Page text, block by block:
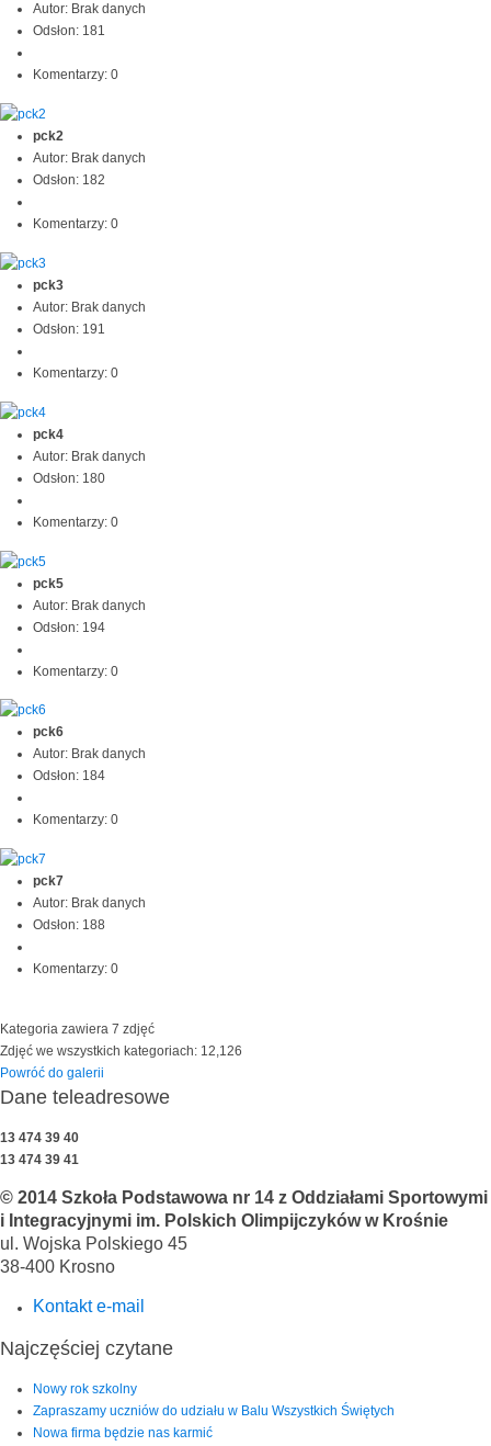
Autor: Brak danych
Odsłon: 181
Komentarzy: 0
pck2
Autor: Brak danych
Odsłon: 182
Komentarzy: 0
pck3
Autor: Brak danych
Odsłon: 191
Komentarzy: 0
pck4
Autor: Brak danych
Odsłon: 180
Komentarzy: 0
pck5
Autor: Brak danych
Odsłon: 194
Komentarzy: 0
pck6
Autor: Brak danych
Odsłon: 184
Komentarzy: 0
pck7
Autor: Brak danych
Odsłon: 188
Komentarzy: 0
Kategoria zawiera 7 zdjęć
Zdjęć we wszystkich kategoriach: 12,126
Powróć do galerii
Dane teleadresowe
13 474 39 40
13 474 39 41
© 2014 Szkoła Podstawowa nr 14 z Oddziałami Sportowymi
i Integracyjnymi im. Polskich Olimpijczyków w Krośnie
ul. Wojska Polskiego 45
38-400 Krosno
Kontakt e-mail
Najczęściej czytane
Nowy rok szkolny
Zapraszamy uczniów do udziału w Balu Wszystkich Świętych
Nowa firma będzie nas karmić